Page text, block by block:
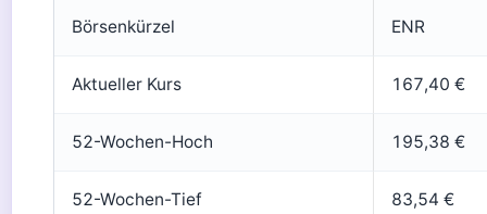
Börsenkürzel ENR
Aktueller Kurs 167,40 €
52-Wochen-Hoch 195,38 €
52-Wochen-Tief 83,54 €